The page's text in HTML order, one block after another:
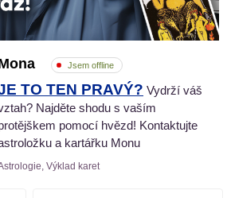
Jsem offline
TO TEN PRAVÝ? Vydrží váš
Najděte shodu s vaším
pomocí hvězd! Kontaktujte
a kartářku Monu
Výklad karet